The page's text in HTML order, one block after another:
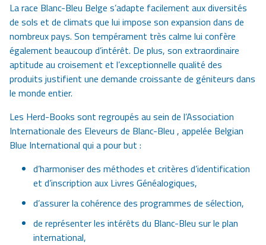
La race Blanc-Bleu Belge s’adapte facilement aux diversités
de sols et de climats que lui impose son expansion dans de
nombreux pays. Son tempérament très calme lui confère
également beaucoup d’intérêt. De plus, son extraordinaire
aptitude au croisement et l’exceptionnelle qualité des
produits justifient une demande croissante de géniteurs dans
le monde entier.
Les Herd-Books sont regroupés au sein de l’Association
Internationale des Eleveurs de Blanc-Bleu , appelée Belgian
Blue International qui a pour but :
d’harmoniser des méthodes et critères d’identification
et d’inscription aux Livres Généalogiques,
d’assurer la cohérence des programmes de sélection,
de représenter les intérêts du Blanc-Bleu sur le plan
international,